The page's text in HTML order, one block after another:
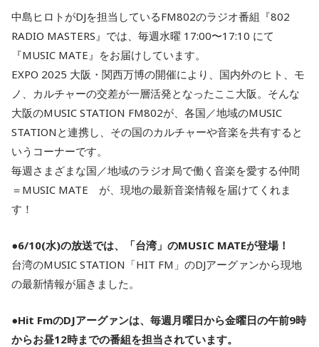
中島ヒロトがDJを担当しているFM802のラジオ番組『802
RADIO MASTERS』では、毎週水曜 17:00〜17:10 にて
『MUSIC MATE』をお届けしています。
EXPO 2025 大阪・関西万博の開催により、国内外のヒト、モ
ノ、カルチャーの交差が一層活発となったここ大阪。そんな
大阪のMUSIC STATION FM802が、各国／地域のMUSIC
STATIONと連携し、その国のカルチャーや音楽を共有すると
いうコーナーです。
毎週さまざまな国／地域のラジオ局で働く音楽を愛する仲間
＝MUSIC MATE が、現地の最新音楽情報を届けてくれま
す！
●6/10(水)の放送では、「台湾」のMUSIC MATEが登場！
台湾のMUSIC STATION「HIT FM」のDJアーグァンから現地
の最新情報が届きました。
●Hit FmのDJアーグァンは、毎週月曜日から金曜日の午前9時
からお昼12時までの番組を担当されています。